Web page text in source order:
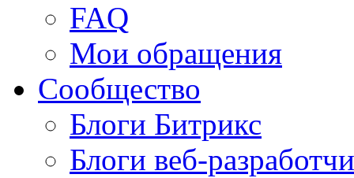
FAQ
Мои обращения
Сообщество
Блоги Битрикс
Блоги веб-